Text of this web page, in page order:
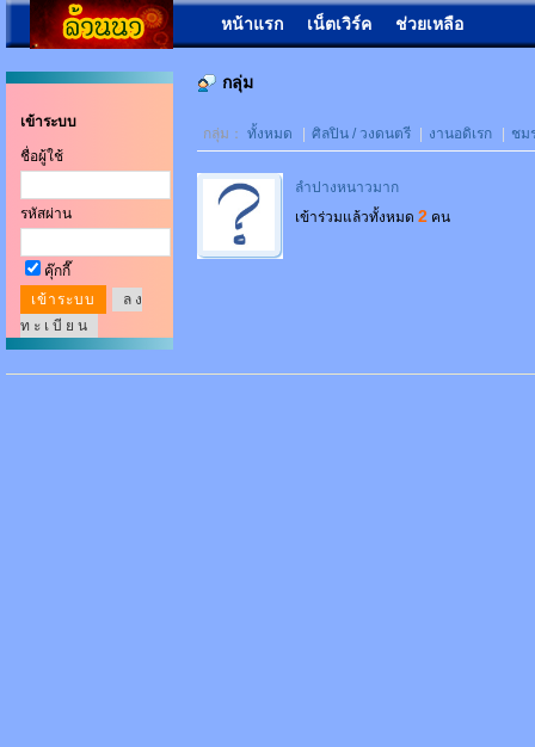
หน้าแรก เน็ตเวิร์ค ช่วยเหลือ
เข้าระบบ
ชื่อผู้ใช้
รหัสผ่าน
คุ๊กกี๊
ล ง
ท ะ เ บี ย น
กลุ่ม
กลุ่ม： ทั้งหมด ศิลปิน / วงดนตรี งานอดิเรก ชม
ลำปางหนาวมาก
เข้าร่วมแล้วทั้งหมด 2 คน